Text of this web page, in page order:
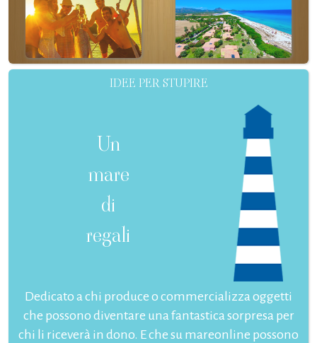
IDEE PER STUPIRE
Un
mare
di
regali
Dedicato a chi produce o commercializza oggetti
che possono diventare una fantastica sorpresa per
chi li riceverà in dono. E che su mareonline possono